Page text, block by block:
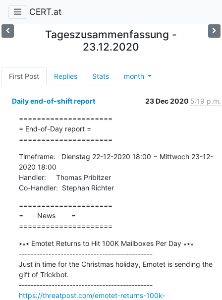
CERT.at
Tageszusammenfassung -
23.12.2020
First Post Replies Stats month
Daily end-of-shift report 23 Dec 2020 5:19 p.m.
=====================
= End-of-Day report =
=====================
Timeframe:   Dienstag 22-12-2020 18:00 − Mittwoch 23-12-
2020 18:00
Handler:     Thomas Pribitzer
Co-Handler:  Stephan Richter
=====================
=       News        =
=====================
∗∗∗ Emotet Returns to Hit 100K Mailboxes Per Day ∗∗∗
---------------------------------------------
Just in time for the Christmas holiday, Emotet is sending the
gift of Trickbot.
---------------------------------------------
https://threatpost.com/emotet-returns-100k-